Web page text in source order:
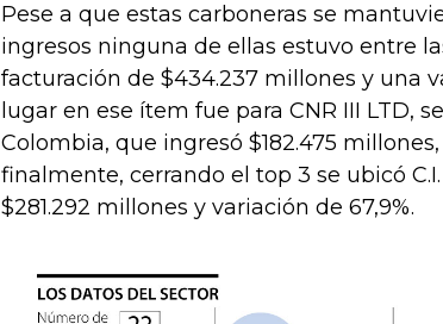
Pese a que estas carboneras se
ingresos ninguna de ellas estuvo entre
facturación de $434.237 millones y una
lugar en ese ítem fue para CNR III LTD,
Colombia, que ingresó $182.475
finalmente, cerrando el top 3 se ubicó C.I.
$281.292 millones y variación de 67,9%.